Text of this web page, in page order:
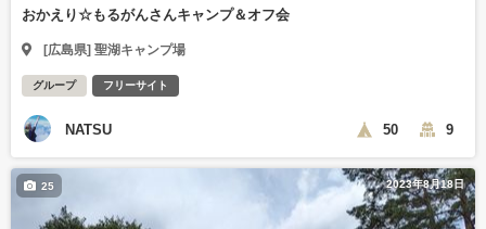
おかえり☆もるがんさんキャンプ＆オフ会
[広島県] 聖湖キャンプ場
グループ フリーサイト
NATSU 50 9
2023年8月18日
25